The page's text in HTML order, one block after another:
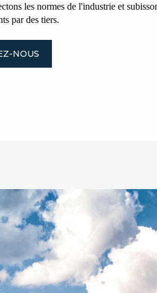
les normes de l'industrie et
par des tiers.
NOUS